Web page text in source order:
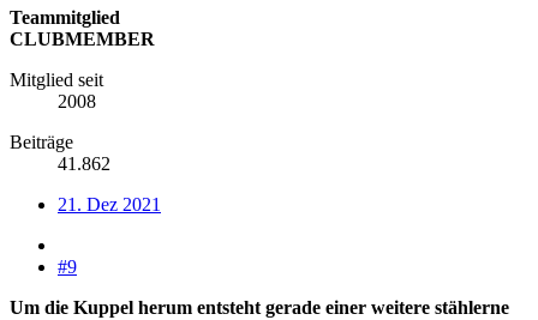
Teammitglied
CLUBMEMBER
Mitglied seit
2008
Beiträge
41.862
21. Dez 2021
#9
Um die Kuppel herum entsteht gerade einer weitere stählerne